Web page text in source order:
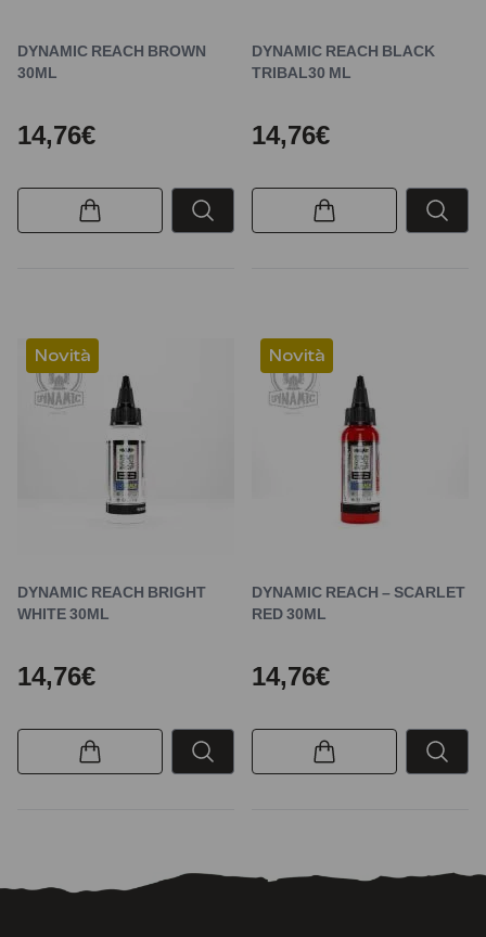
DYNAMIC REACH BROWN
30ML
14,76€
DYNAMIC REACH BLACK
TRIBAL30 ML
14,76€
Novità
DYNAMIC REACH BRIGHT
WHITE 30ML
14,76€
Novità
DYNAMIC REACH – SCARLET
RED 30ML
14,76€